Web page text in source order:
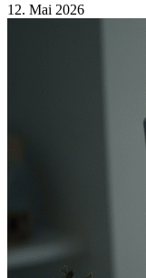
12. Mai 2026